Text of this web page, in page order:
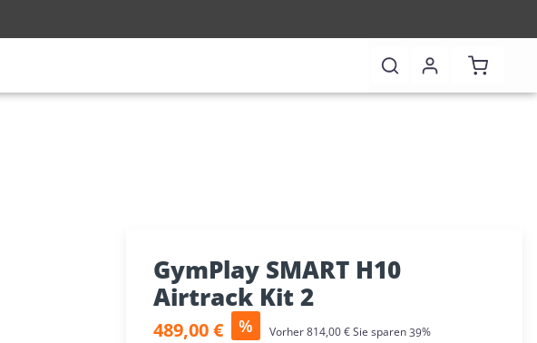
GymPlay SMART H10
Airtrack Kit 2
Verkaufspreis:
489,00 € % VorherRegulärer Preis:
814,00 €Sie sparen39%